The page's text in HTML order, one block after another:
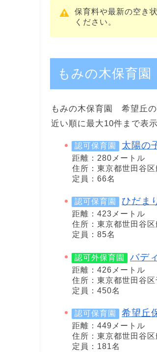
保育料や最新の空き
ください。
もみの木保育
もみの木保育園 希望丘の
近い順に最大10件まで表
認可保育園 太陽の
距離：280メートル
住所：東京都世田谷
定員：66名
認可保育園 ひだま
距離：423メートル
住所：東京都世田谷
定員：85名
認可外保育園 バデ
距離：426メートル
住所：東京都世田谷
定員：450名
認可保育園 希望丘
距離：449メートル
住所：東京都世田谷
定員：181名